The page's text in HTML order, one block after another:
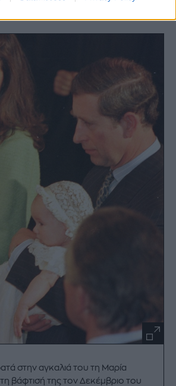
στην αγκαλιά του τη Μαρία
βάφτισή της τον Δεκέμβριο του